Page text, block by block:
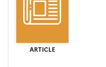
ARTICLE